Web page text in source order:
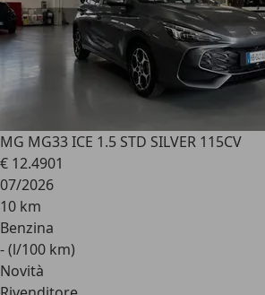
MG MG33 ICE 1.5 STD SILVER 115CV
€ 12.4901
07/2026
10 km
Benzina
- (l/100 km)
Novità